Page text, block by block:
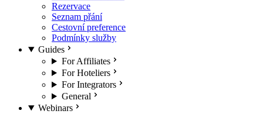
Rezervace
Seznam přání
Cestovní preference
Podmínky služby
Guides
For Affiliates
For Hoteliers
For Integrators
General
Webinars